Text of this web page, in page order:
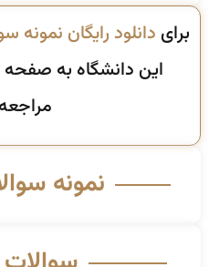
برای دانلود رایگان نمونه
این دانشگاه به صفحه
نمونه